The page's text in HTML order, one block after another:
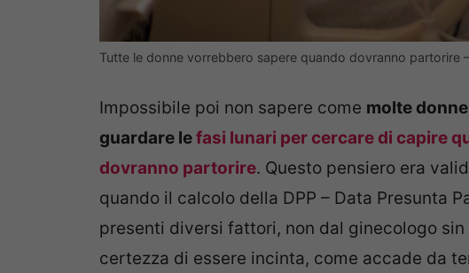
Tutte le donne vorrebbero sapere quando dovranno partorire
Impossibile poi non sapere come molte
guardare lefasi lunari per cercare di capire
dovranno partorire. Questo pensiero era
quando il calcolo della DPP – Data Presunta
presenti diversi fattori, non dal ginecologo
certezza di essere incinta, come accade da